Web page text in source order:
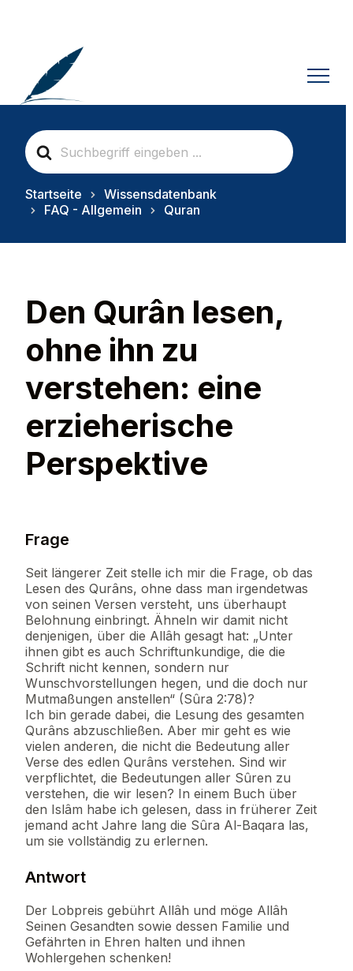
S
e
a
c
o
Startseite
Wissensdatenbank
FAQ - Allgemein
Quran
Den Qurân lesen,
ohne ihn zu
verstehen: eine
erzieherische
Perspektive
Frage
Seit längerer Zeit stelle ich mir die Frage, ob das
Lesen des Qurâns, ohne dass man irgendetwas
von seinen Versen versteht, uns überhaupt
Belohnung einbringt. Ähneln wir damit nicht
denjenigen, über die Allâh gesagt hat: „Unter
ihnen gibt es auch Schriftunkundige, die die
Schrift nicht kennen, sondern nur
Wunschvorstellungen hegen, und die doch nur
Mutmaßungen anstellen“ (Sûra 2:78)?
Ich bin gerade dabei, die Lesung des gesamten
Qurâns abzuschließen. Aber mir geht es wie
vielen anderen, die nicht die Bedeutung aller
Verse des edlen Qurâns verstehen. Sind wir
verpflichtet, die Bedeutungen aller Sûren zu
verstehen, die wir lesen? In einem Buch über
den Islâm habe ich gelesen, dass in früherer Zeit
jemand acht Jahre lang die Sûra Al-Baqara las,
um sie vollständig zu erlernen.
Antwort
Der Lobpreis gebührt Allâh und möge Allâh
Seinen Gesandten sowie dessen Familie und
Gefährten in Ehren halten und ihnen
Wohlergehen schenken!